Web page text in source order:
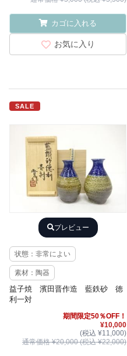
カゴに入れる
お気に入り
SALE
プレビュー
状態：非常によい
素材：陶器
益子焼 濱田晋作造 藍鉄砂 徳
利一対
期間限定50％OFF！
¥10,000
(税込 ¥11,000)
通常価格 ¥20,000 (税込 ¥22,000)